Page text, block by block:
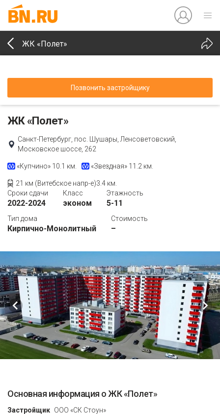
ЖК «Полет»
Позвонить застройщику
ЖК «Полет»
Санкт-Петербург, пос. Шушары, Ленсоветовский,
Московское шоссе, 262
«Купчино» 10.1 км. «Звездная» 11.2 км.
21 км (Витебское напр-е)3.4 км.
Сроки сдачи
2022-2024
Класс
эконом
Этажность
5-11
Тип дома
Кирпично-Монолитный
Стоимость
–
Основная информация о ЖК «Полет»
Застройщик ООО «СК Стоун»